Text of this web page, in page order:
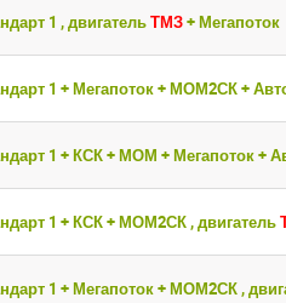
1 , двигательТМЗ+ Мегапоток
1 + Мегапоток + МОМ2СК +
1 + КСК + МОМ + Мегапоток +
1 + КСК + МОМ2СК , двигатель
1 + Мегапоток + МОМ2СК ,